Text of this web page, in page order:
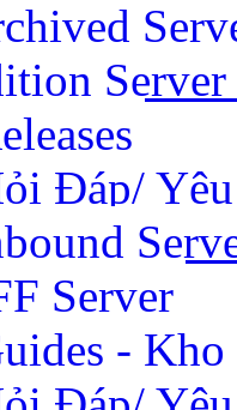
Server
Đáp/
Server
-